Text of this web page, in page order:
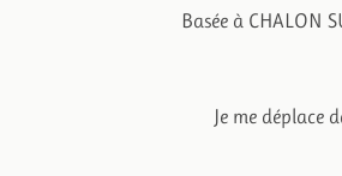
Basée à CHALON
Je me déplace